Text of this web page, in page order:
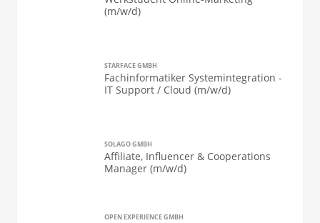
(m/w/d)
STARFACE GMBH
Fachinformatiker Systemintegration -
IT Support / Cloud (m/w/d)
SOLAGO GMBH
Affiliate, Influencer & Cooperations
Manager (m/w/d)
OPEN EXPERIENCE GMBH